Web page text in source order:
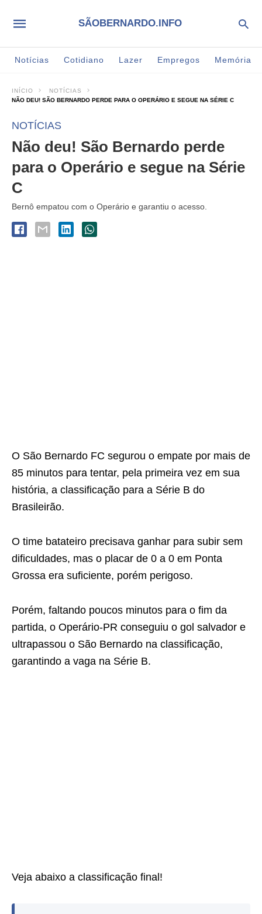
SÃOBERNARDO.INFO
Notícias Cotidiano Lazer Empregos Memória
INÍCIO
NOTÍCIAS
NÃO DEU! SÃO BERNARDO PERDE PARA O OPERÁRIO E SEGUE NA SÉRIE C
NOTÍCIAS
Não deu! São Bernardo perde
para o Operário e segue na Série
C
Bernô empatou com o Operário e garantiu o acesso.
O São Bernardo FC segurou o empate por mais de
85 minutos para tentar, pela primeira vez em sua
história, a classificação para a Série B do
Brasileirão.
O time batateiro precisava ganhar para subir sem
dificuldades, mas o placar de 0 a 0 em Ponta
Grossa era suficiente, porém perigoso.
Porém, faltando poucos minutos para o fim da
partida, o Operário-PR conseguiu o gol salvador e
ultrapassou o São Bernardo na classificação,
garantindo a vaga na Série B.
Veja abaixo a classificação final!